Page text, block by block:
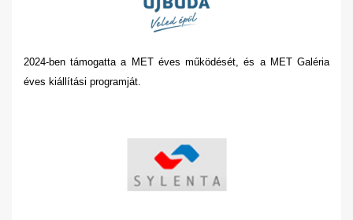
2024-ben támogatta a MET éves működését, és a MET Galéria
éves kiállítási programját.